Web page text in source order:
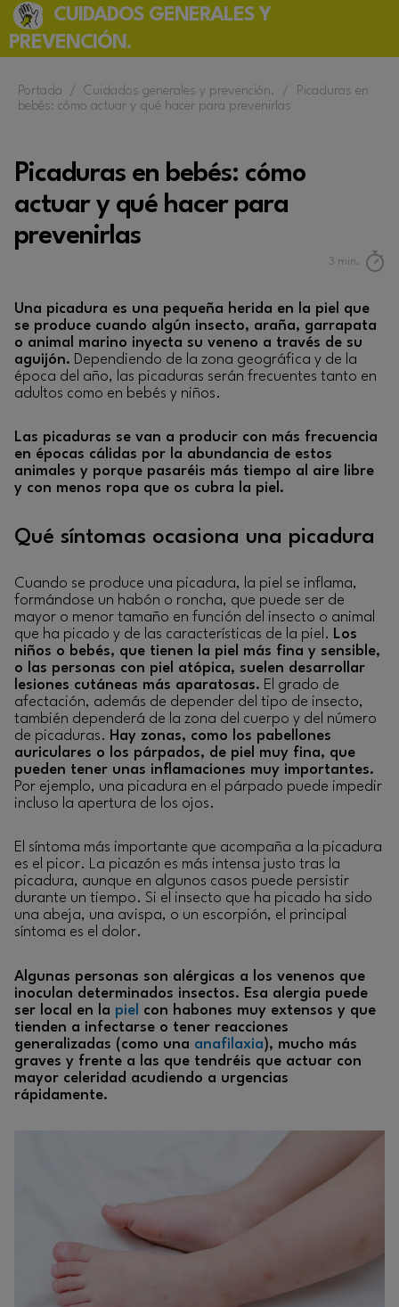
CUIDADOS GENERALES Y
PREVENCIÓN.
Portada / Cuidados generales y prevención. /
Picaduras en
bebés: cómo actuar y qué hacer para prevenirlas
Picaduras en bebés: cómo
actuar y qué hacer para
prevenirlas
3 min.
Una picadura es una pequeña herida en la piel que
se produce cuando algún insecto, araña, garrapata
o animal marino inyecta su veneno a través de su
aguijón. Dependiendo de la zona geográfica y de la
época del año, las picaduras serán frecuentes tanto en
adultos como en bebés y niños.
Las picaduras se van a producir con más frecuencia
en épocas cálidas por la abundancia de estos
animales y porque pasaréis más tiempo al aire libre
y con menos ropa que os cubra la piel.
Qué síntomas ocasiona una picadura
Cuando se produce una picadura, la piel se inflama,
formándose un habón o roncha, que puede ser de
mayor o menor tamaño en función del insecto o animal
que ha picado y de las características de la piel. Los
niños o bebés, que tienen la piel más fina y sensible,
o las personas con piel atópica, suelen desarrollar
lesiones cutáneas más aparatosas. El grado de
afectación, además de depender del tipo de insecto,
también dependerá de la zona del cuerpo y del número
de picaduras. Hay zonas, como los pabellones
auriculares o los párpados, de piel muy fina, que
pueden tener unas inflamaciones muy importantes.
Por ejemplo, una picadura en el párpado puede impedir
incluso la apertura de los ojos.
El síntoma más importante que acompaña a la picadura
es el picor. La picazón es más intensa justo tras la
picadura, aunque en algunos casos puede persistir
durante un tiempo. Si el insecto que ha picado ha sido
una abeja, una avispa, o un escorpión, el principal
síntoma es el dolor.
Algunas personas son alérgicas a los venenos que
inoculan determinados insectos. Esa alergia puede
ser local en la piel con habones muy extensos y que
tienden a infectarse o tener reacciones
generalizadas (como una anafilaxia), mucho más
graves y frente a las que tendréis que actuar con
mayor celeridad acudiendo a urgencias
rápidamente.